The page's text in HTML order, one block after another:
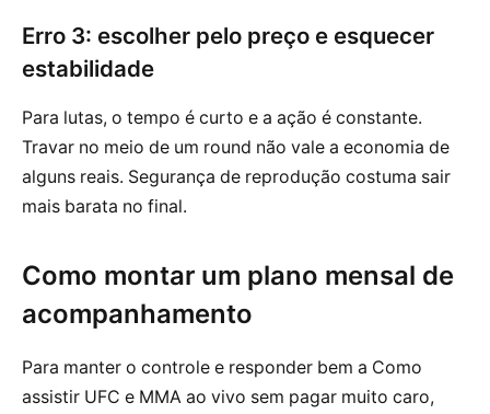
Erro 3: escolher pelo preço e esquecer
estabilidade
Para lutas, o tempo é curto e a ação é constante.
Travar no meio de um round não vale a economia de
alguns reais. Segurança de reprodução costuma sair
mais barata no final.
Como montar um plano mensal de
acompanhamento
Para manter o controle e responder bem a Como
assistir UFC e MMA ao vivo sem pagar muito caro,